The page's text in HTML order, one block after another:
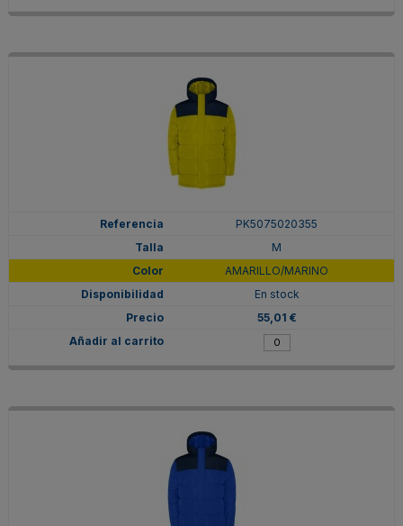
PK5075020355
M
AMARILLO/MARINO
En stock
55,01 €